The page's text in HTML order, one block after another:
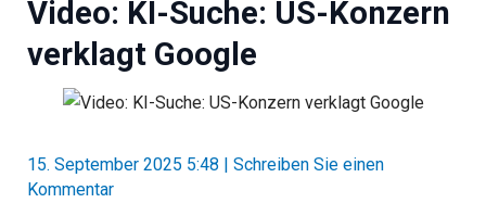
Video: KI-Suche: US-Konzern
verklagt Google
15. September 2025 5:48 | Schreiben Sie einen
Kommentar